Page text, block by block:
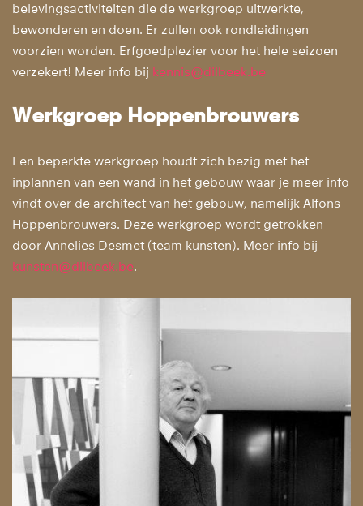
belevingsactiviteiten die de werkgroep uitwerkte,
bewonderen en doen. Er zullen ook rondleidingen
voorzien worden. Erfgoedplezier voor het hele seizoen
verzekert! Meer info bij kennis@dilbeek.be
Werkgroep Hoppenbrouwers
Een beperkte werkgroep houdt zich bezig met het
inplannen van een wand in het gebouw waar je meer info
vindt over de architect van het gebouw, namelijk Alfons
Hoppenbrouwers. Deze werkgroep wordt getrokken
door Annelies Desmet (team kunsten). Meer info bij
kunsten@dilbeek.be.